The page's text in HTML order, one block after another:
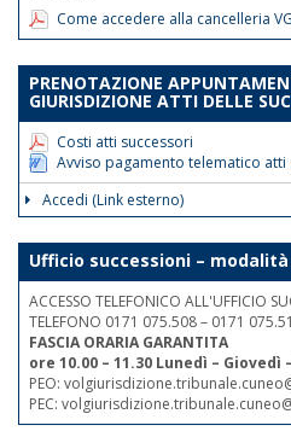
Come accedere alla cancelleria VG
PRENOTAZIONE
GIURISDIZIONE ATTI DELLE
Costi atti successori
Avviso pagamento telematico atti
Accedi (Link esterno)
Ufficio successioni –
ACCESSO TELEFONICO ALL'UFFICIO
TELEFONO 0171 075.508 – 0171
FASCIA ORARIA GARANTITA
ore 10.00 – 11.30 Lunedì – Giovedì
PEO:
PEC: